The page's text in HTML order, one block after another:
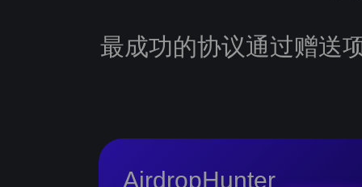
最成功的协议通过赠送
AirdropHunter